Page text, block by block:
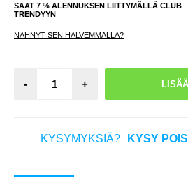
SAAT 7 % ALENNUKSEN LIITTYMÄLLÄ CLUB
TRENDYYN
NÄHNYT SEN HALVEMMALLA?
- +
KYSYMYKSIÄ? KYSY POIS